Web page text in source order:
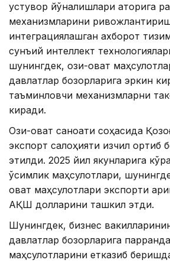
устувор йўналишлари қаторига
механизмларини
интеграциялашган ахборот
сунъий интеллект
шунингдек, озиқ-овқат
давлатлар бозорларига эркин
таъминловчи механизмларни
киради.
Озиқ-овқат саноати соҳасида
экспорт салоҳияти изчил ортиб
этилди. 2025 йил якунларига
ўсимлик маҳсулотлари,
овқат маҳсулотлари экспорти
АҚШ долларини ташкил этди.
Шунингдек, бизнес
давлатлар бозорларига
маҳсулотларини етказиб